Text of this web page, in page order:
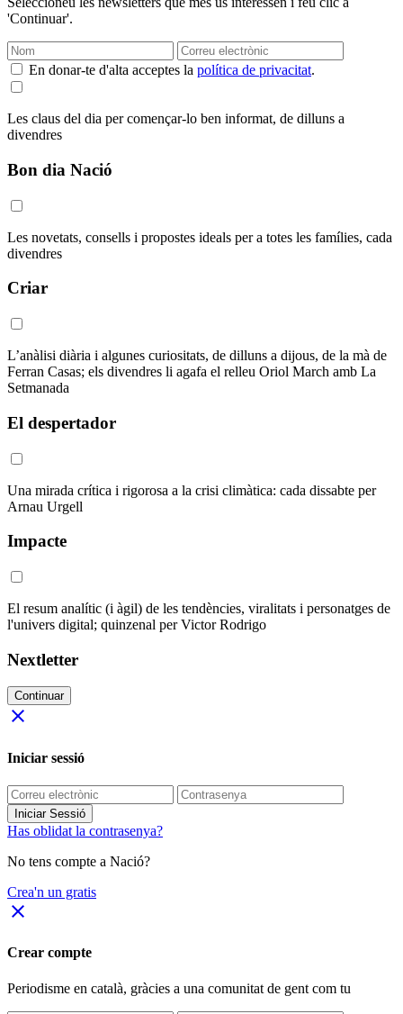
'Continuar'.
En donar-te d'alta acceptes la política de privacitat.
Les claus del dia per començar-lo ben informat, de dilluns a
divendres
Bon dia Nació
Les novetats, consells i propostes ideals per a totes les famílies, cada
divendres
Criar
L’anàlisi diària i algunes curiositats, de dilluns a dijous, de la mà de
Ferran Casas; els divendres li agafa el relleu Oriol March amb La
Setmanada
El despertador
Una mirada crítica i rigorosa a la crisi climàtica: cada dissabte per
Arnau Urgell
Impacte
El resum analític (i àgil) de les tendències, viralitats i personatges de
l'univers digital; quinzenal per Victor Rodrigo
Nextletter
Continuar
close
Iniciar sessió
Iniciar Sessió
Has oblidat la contrasenya?
No tens compte a Nació?
Crea'n un gratis
close
Crear compte
Periodisme en català, gràcies a una comunitat de gent com tu